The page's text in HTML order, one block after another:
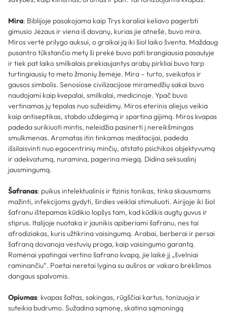
Mira: Biblijoje pasakojama kaip Trys karaliai keliavo pagerbti
gimusio Jėzaus ir viena iš dovanų, kurias jie atnešė, buvo mira.
Miros vertė prilygo auksui, o graikai ją iki šiol laiko šventa. Maždaug
pusantro tūkstančio metų ši prekė buvo pati brangiausia pasaulyje
ir tiek pat laiko smilkalais prekiaujantys arabų pirkliai buvo tarp
turtingiausių to meto žmonių žemėje. Mira – turto, sveikatos ir
gausos simbolis. Senosiose civilizacijose miramedžių sakai buvo
naudojami kaip kvepalai, smilkalai, medicinoje. Ypač buvo
vertinamas jų tepalas nuo sužeidimų. Miros eterinis aliejus veikia
kaip antiseptikas, stabdo uždegimą ir spartina gijimą. Miros kvapas
padeda surikiuoti mintis, neleidžia pasinerti į nereikšmingas
smulkmenas. Aromatas itin tinkamas meditacijai, padeda
išsilaisvinti nuo egocentrinių minčių, atstato psichikos objektyvumą
ir adekvatumą, nuramina, pagerina miegą. Didina seksualinį
jausmingumą.
Šafranas: puikus intelektualinis ir fizinis tonikas, tinka skausmams
mažinti, infekcijoms gydyti, širdies veiklai stimuliuoti. Airijoje iki šiol
šafranu ištepamas kūdikio lopšys tam, kad kūdikis augtų guvus ir
stiprus. Italijoje nuotaka ir jaunikis apiberiami šafranu, nes tai
afrodiziakas, kuris užtikrina vaisingumą. Arabai, berberai ir persai
šafraną dovanoja vestuvių proga, kaip vaisingumo garantą.
Romėnai ypatingai vertino šafrano kvapą, jie laikė jį „švelniai
raminančiu“. Poetai neretai lygina su aušros ar vakaro brėkšmos
dangaus spalvomis.
Opiumas: kvapas šaltas, sakingas, rūgščiai kartus, tonizuoja ir
suteikia budrumo. Sužadina sąmonę, skatina sąmoningą